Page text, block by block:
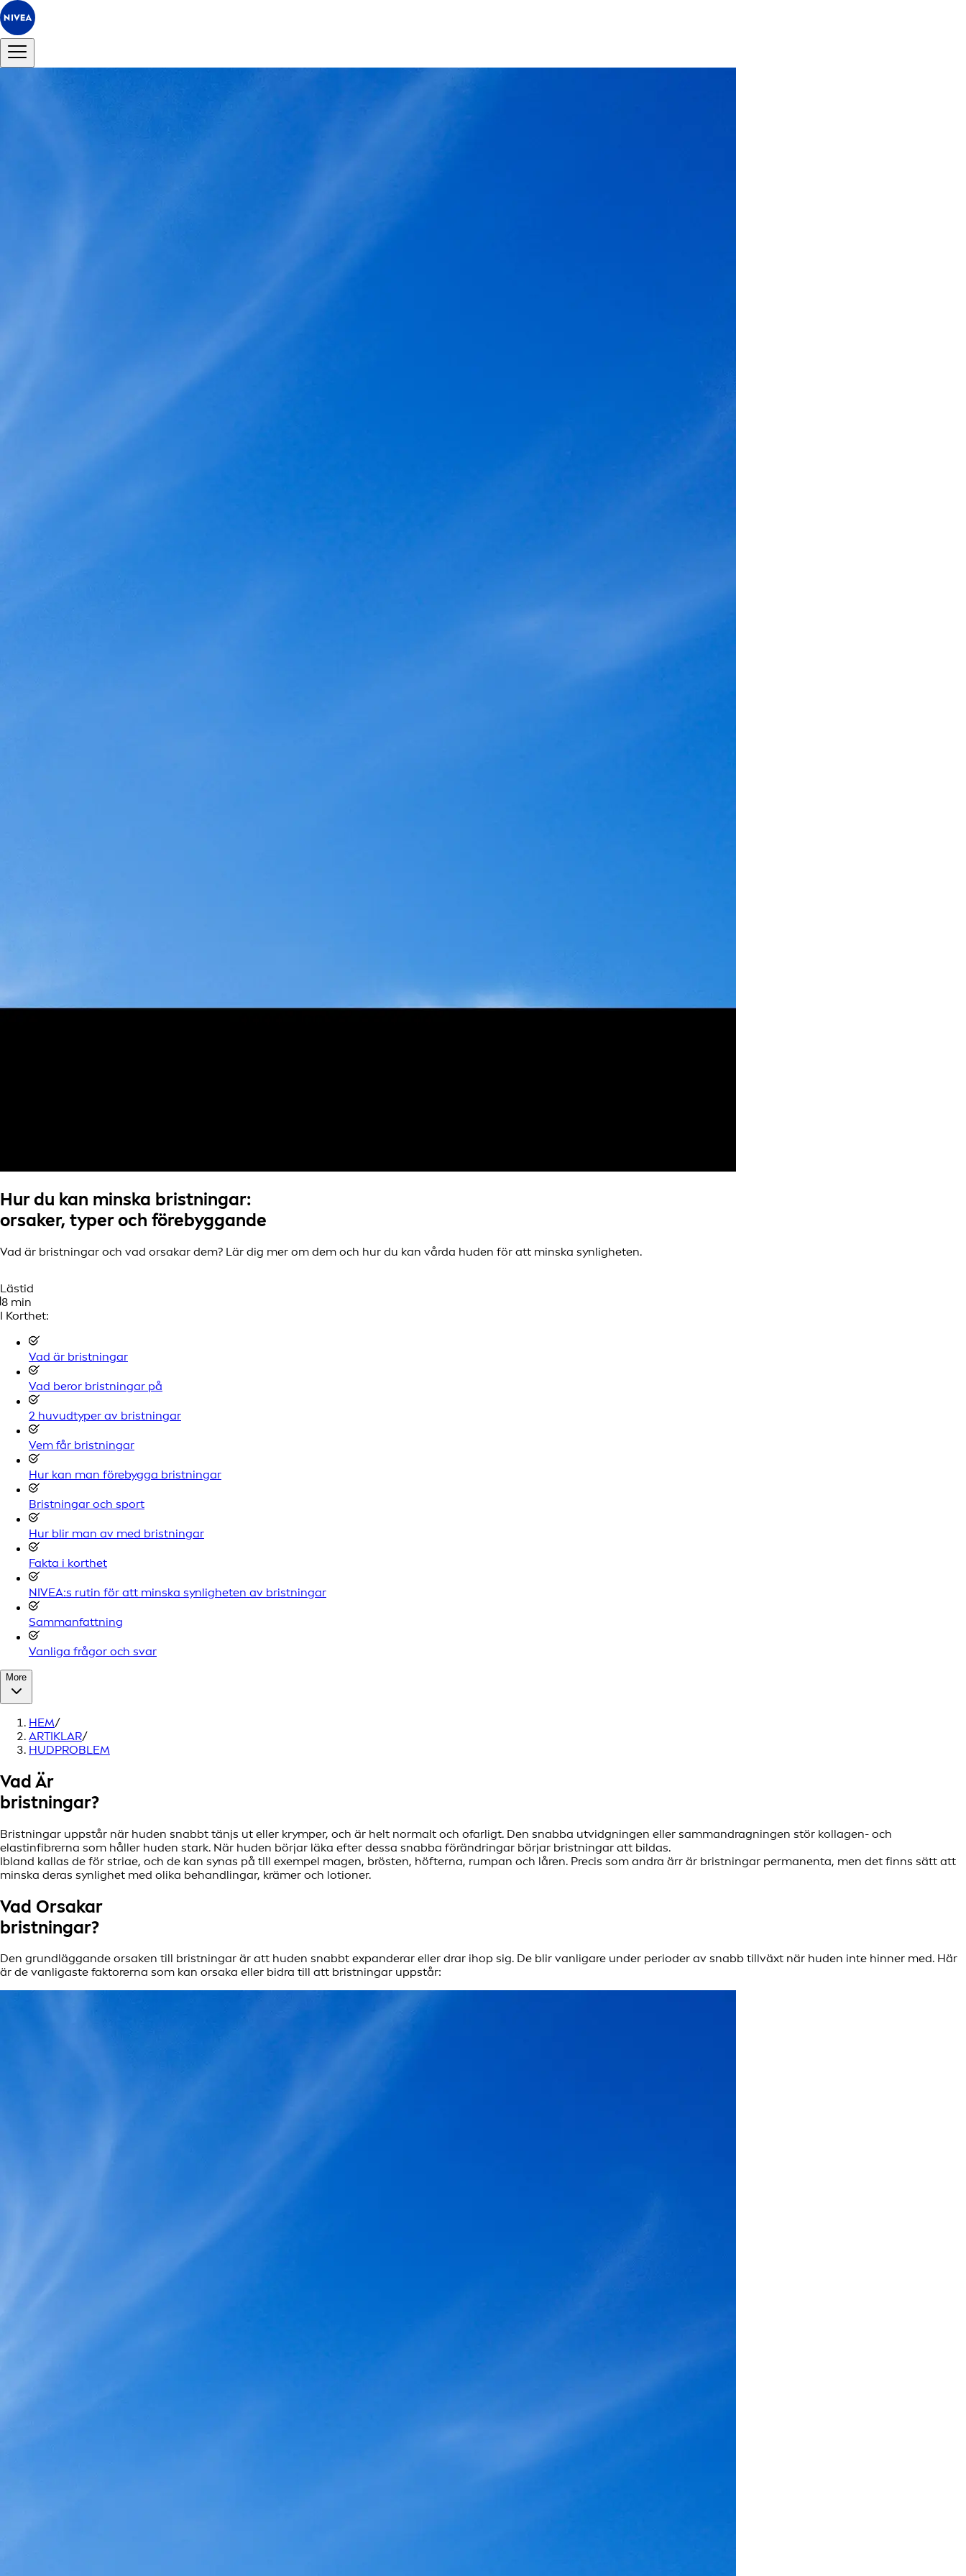
Hur du kan minska bristningar:
orsaker, typer och förebyggande
Vad är bristningar och vad orsakar dem? Lär dig mer om dem och hur du kan vårda huden för att minska synligheten.
Lästid
8 min
I Korthet:
Vad är bristningar
Vad beror bristningar på
2 huvudtyper av bristningar
Vem får bristningar
Hur kan man förebygga bristningar
Bristningar och sport
Hur blir man av med bristningar
Fakta i korthet
NIVEA:s rutin för att minska synligheten av bristningar
Sammanfattning
Vanliga frågor och svar
More
HEM/
ARTIKLAR/
HUDPROBLEM
Vad Är
bristningar?
Bristningar uppstår när huden snabbt tänjs ut eller krymper, och är helt normalt och ofarligt. Den snabba utvidgningen eller sammandragningen stör kollagen- och
elastinfibrerna som håller huden stark. När huden börjar läka efter dessa snabba förändringar börjar bristningar att bildas.
Ibland kallas de för striae, och de kan synas på till exempel magen, brösten, höfterna, rumpan och låren. Precis som andra ärr är bristningar permanenta, men det finns sätt att
minska deras synlighet med olika behandlingar, krämer och lotioner.
Vad Orsakar
bristningar?
Den grundläggande orsaken till bristningar är att huden snabbt expanderar eller drar ihop sig. De blir vanligare under perioder av snabb tillväxt när huden inte hinner med. Här
är de vanligaste faktorerna som kan orsaka eller bidra till att bristningar uppstår: